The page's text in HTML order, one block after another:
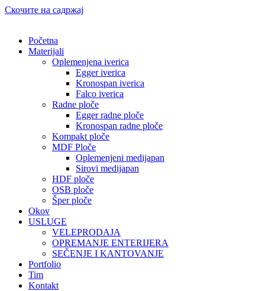
Скочите на садржај
Početna
Materijali
Oplemenjena iverica
Egger iverica
Kronospan iverica
Falco iverica
Radne ploče
Egger radne ploče
Kronospan radne ploče
Kompakt ploče
MDF Ploče
Oplemenjeni medijapan
Sirovi medijapan
HDF ploče
OSB ploče
Šper ploče
Okov
USLUGE
VELEPRODAJA
OPREMANJE ENTERIJERA
SEČENJE I KANTOVANJE
Portfolio
Tim
Kontakt